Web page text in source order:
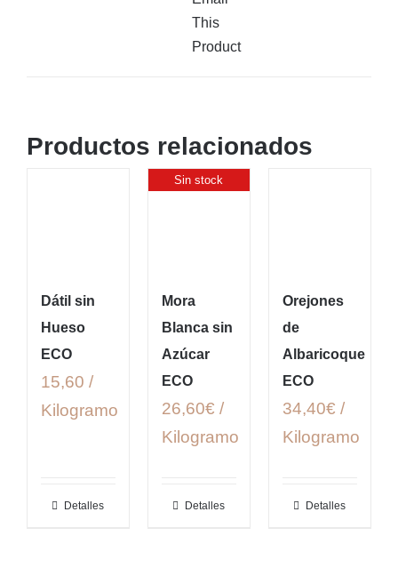
This
Product
Productos relacionados
Dátil sin
Hueso
ECO
15,60 /
Kilogramo
Detalles
Sin stock
Mora
Blanca sin
Azúcar
ECO
26,60€ /
Kilogramo
Detalles
Orejones
de
Albaricoque
ECO
34,40€ /
Kilogramo
Detalles